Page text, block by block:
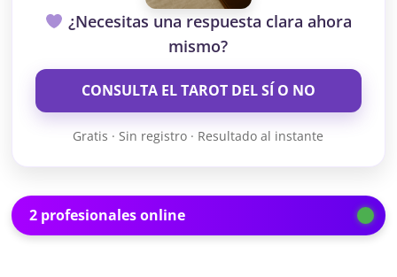
¿Necesitas una respuesta clara ahora
mismo?
CONSULTA EL TAROT DEL SÍ O NO
Gratis · Sin registro · Resultado al instante
2 profesionales online